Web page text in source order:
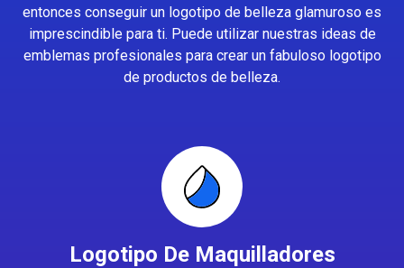
entonces conseguir un logotipo de belleza glamuroso es
imprescindible para ti. Puede utilizar nuestras ideas de
emblemas profesionales para crear un fabuloso logotipo
de productos de belleza.
Logotipo De Maquilladores